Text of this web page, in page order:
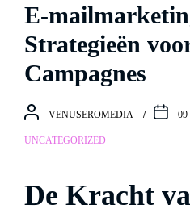
E-
Strategieën
Campagnes
VENUSEROMEDIA 09
UNCATEGORIZED
De Kracht